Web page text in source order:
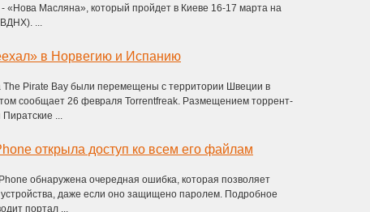
«Нова Масляна», который пройдет в Киеве 16-17 марта на
...
в Норвегию и Испанию
Pirate Bay были перемещены с территории Швеции в
сообщает 26 февраля Torrentfreak. Размещением торрент-
Пиратские ...
открыла доступ ко всем его файлам
обнаружена очередная ошибка, которая позволяет
даже если оно защищено паролем. Подробное
портал ...